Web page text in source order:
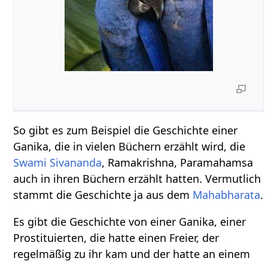
So gibt es zum Beispiel die Geschichte einer
Ganika, die in vielen Büchern erzählt wird, die
Swami Sivananda, Ramakrishna, Paramahamsa
auch in ihren Büchern erzählt hatten. Vermutlich
stammt die Geschichte ja aus dem Mahabharata.
Es gibt die Geschichte von einer Ganika, einer
Prostituierten, die hatte einen Freier, der
regelmäßig zu ihr kam und der hatte an einem